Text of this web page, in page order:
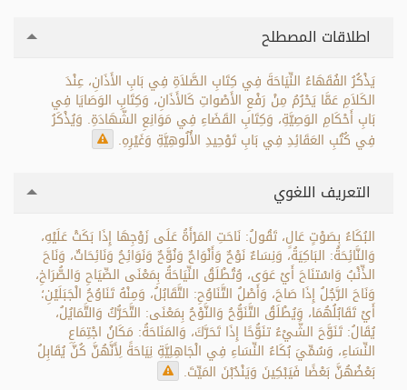
اطلاقات المصطلح
يَذْكُرُ الفُقَهَاءُ النِّيَاحَةَ فِي كِتَابِ الصَّلاَةِ فِي بَابِ الأَذَانِ، عِنْدَ
الكَلاَمِ عَمَّا يَحْرُمُ مِنْ رَفْعِ الأَصْواتِ كَالأَذَانِ، وَكِتَابِ الوَصَايَا فِي
بَابِ أَحْكَامِ الوَصِيَّةِ، وَكِتَابِ القَضَاءِ فِي مَوَانِعِ الشَّهَادَةِ. وَيُذْكَرُ
فِي كُتُبِ العَقَائِدِ فِي بَابِ تَوْحِيدِ الأُلُوهِيَّةِ وَغَيْرِهِ.
التعريف اللغوي
البُكَاءُ بِصَوْتٍ عَالٍ، تَقُولُ: نَاحَتِ المَرْأَةُ عَلَى زَوْجِهَا إِذَا بَكَتْ عَلَيْهِ،
وَالنَّائِحَةُ: البَاكِيَةُ، وَنِسَاءٌ نَوْحٌ وَأَنْوَاحٌ وَنُوَّحٌ وَنَوَائِحُ وَنَائِحَاتٌ، وَنَاحَ
الذِّئْبُ وَاسْتنَاحَ أَيْ عَوَى، وُتُطْلَقُ النِّيَاحَةُ بِمَعْنَى الصِّيَاحِ وَالصُّرَاخِ،
وَنَاحَ الرَّجُلُ إِذَا صَاحَ، وَأَصْلُ التَّنَاوُحِ: التَّقَابُلُ، وَمِنْهُ تَنَاوُحُ الْجَبَلَيْنِ؛
أَيْ تَقَابُلُهُمَا، وَيُطْلَقُ التَّنَوُّحُ وَالنَّوْحُ بِمَعْنَى: التَّحَرُّكُ وَالتَّمَايُلُ،
يُقَالُ: تَنَوَّحَ الشَّيْءُ تنَوُّحًا إِذَا تَحَرَّكَ، وَالمَنَاحَةُ: مَكَانُ اجْتِمَاعِ
النِّسَاءِ، وَسُمِّيَ بُكَاءُ النِّسَاءِ فِي الْجَاهِلِيَّةِ نِيَاحَةً لِأَنَّهُنَّ كُنَّ يُقَابِلُ
بَعْضُهُنَّ بَعْضًا فَيَبْكِينَ وَيَنْدُبْنَ المَيِّتَ.